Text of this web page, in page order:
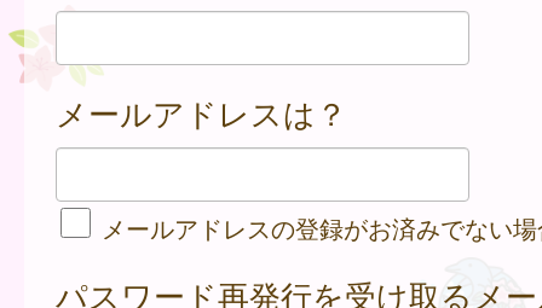
メールアドレスは？
メールアドレスの登録がお済みでない
パスワード再発行を受け取るメ